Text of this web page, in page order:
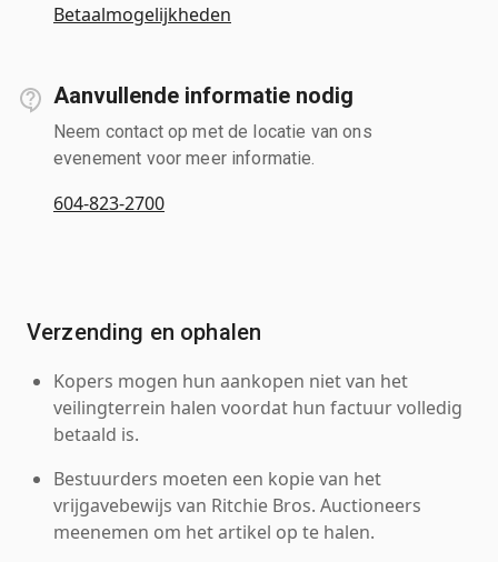
Betaalmogelijkheden
Aanvullende informatie nodig
Neem contact op met de locatie van ons
evenement voor meer informatie.
604-823-2700
Verzending en ophalen
Kopers mogen hun aankopen niet van het
veilingterrein halen voordat hun factuur volledig
betaald is.
Bestuurders moeten een kopie van het
vrijgavebewijs van Ritchie Bros. Auctioneers
meenemen om het artikel op te halen.